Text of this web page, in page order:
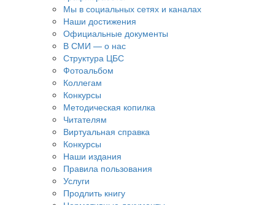
Мы в социальных сетях и каналах
Наши достижения
Официальные документы
В СМИ — о нас
Структура ЦБС
Фотоальбом
Коллегам
Конкурсы
Методическая копилка
Читателям
Виртуальная справка
Конкурсы
Наши издания
Правила пользования
Услуги
Продлить книгу